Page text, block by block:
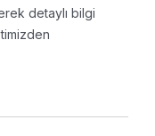
detaylı bilgi